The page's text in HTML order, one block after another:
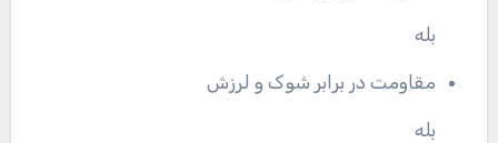
بله
مقاومت در برابر شوک و لرزش
بله